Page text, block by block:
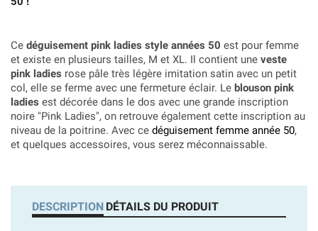
Ce déguisement pink ladies style années 50 est pour femme
et existe en plusieurs tailles, M et XL. Il contient une veste
pink ladies rose pâle très légère imitation satin avec un petit
col, elle se ferme avec une fermeture éclair. Le blouson pink
ladies est décorée dans le dos avec une grande inscription
noire "Pink Ladies", on retrouve également cette inscription au
niveau de la poitrine. Avec ce déguisement femme année 50,
et quelques accessoires, vous serez méconnaissable.
DESCRIPTION DÉTAILS DU PRODUIT